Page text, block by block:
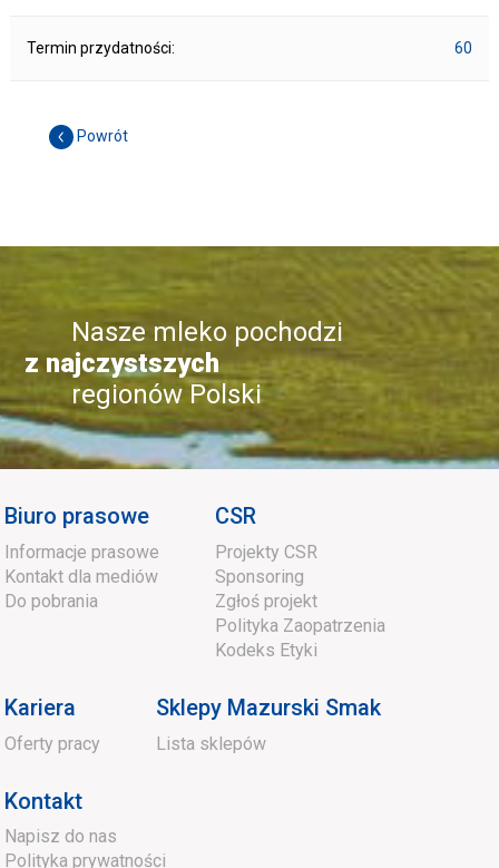
Termin przydatności: 60
Powrót
Nasze mleko pochodzi
z najczystszych
regionów Polski
Biuro prasowe
Informacje prasowe
Kontakt dla mediów
Do pobrania
CSR
Projekty CSR
Sponsoring
Zgłoś projekt
Polityka Zaopatrzenia
Kodeks Etyki
Kariera
Oferty pracy
Sklepy Mazurski Smak
Lista sklepów
Kontakt
Napisz do nas
Polityka prywatności